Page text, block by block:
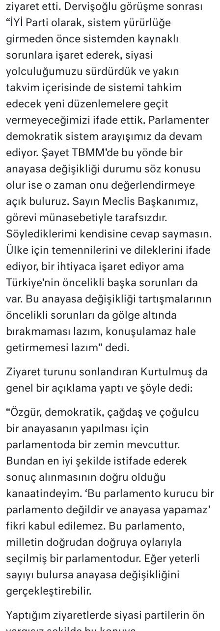
ziyaret etti. Dervişoğlu görüşme sonrası
“İYİ Parti olarak, sistem yürürlüğe
girmeden önce sistemden kaynaklı
sorunlara işaret ederek, siyasi
yolculuğumuzu sürdürdük ve yakın
takvim içerisinde de sistemi tahkim
edecek yeni düzenlemelere geçit
vermeyeceğimizi ifade ettik. Parlamenter
demokratik sistem arayışımız da devam
ediyor. Şayet TBMM’de bu yönde bir
anayasa değişikliği durumu söz konusu
olur ise o zaman onu değerlendirmeye
açık buluruz. Sayın Meclis Başkanımız,
görevi münasebetiyle tarafsızdır.
Söylediklerimi kendisine cevap saymasın.
Ülke için temennilerini ve dileklerini ifade
ediyor, bir ihtiyaca işaret ediyor ama
Türkiye’nin öncelikli başka sorunları da
var. Bu anayasa değişikliği tartışmalarının
öncelikli sorunları da gölge altında
bırakmaması lazım, konuşulamaz hale
getirmemesi lazım” dedi.
Ziyaret turunu sonlandıran Kurtulmuş da
genel bir açıklama yaptı ve şöyle dedi:
“Özgür, demokratik, çağdaş ve çoğulcu
bir anayasanın yapılması için
parlamentoda bir zemin mevcuttur.
Bundan en iyi şekilde istifade ederek
sonuç alınmasının doğru olduğu
kanaatindeyim. ‘Bu parlamento kurucu bir
parlamento değildir ve anayasa yapamaz’
fikri kabul edilemez. Bu parlamento,
milletin doğrudan doğruya oylarıyla
seçilmiş bir parlamentodur. Eğer yeterli
sayıyı bulursa anayasa değişikliğini
gerçekleştirebilir.
Yaptığım ziyaretlerde siyasi partilerin ön